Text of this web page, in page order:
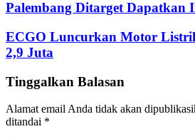
Palembang Ditarget Dapatkan
ECGO Luncurkan Motor
2,9 Juta
Tinggalkan Balasan
Alamat email Anda tidak akan
ditandai *